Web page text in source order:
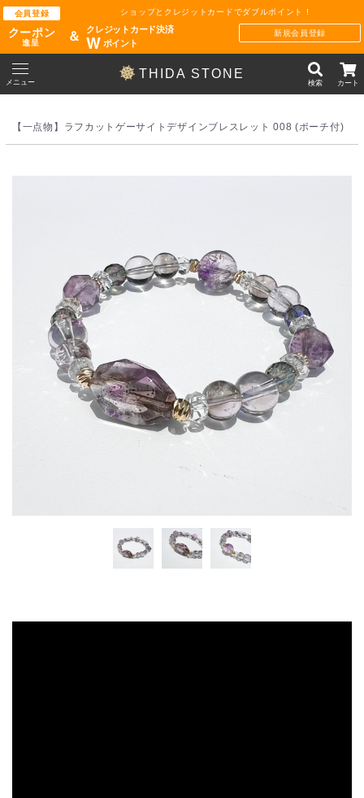
会員登録
クーポン
進呈
ショップとクレジットカードでダブルポイント !
＆
クレジットカード決済
Wポイント
新規会員登録
THIDA STONE
メニュー 検索 カート
【一点物】ラフカットゲーサイトデザインブレスレット 008 (ポーチ付)